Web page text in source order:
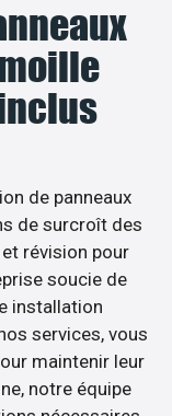
de panneaux
de surcroît des
révision pour
soucie de
installation
services, vous
maintenir leur
notre équipe